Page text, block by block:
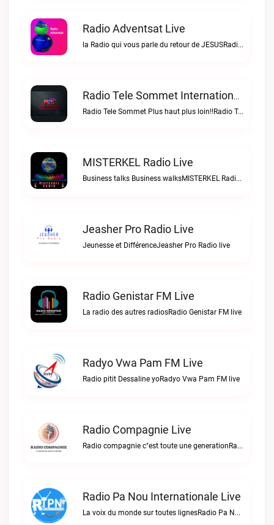
Radio Adventsat Live
la Radio qui vous parle du retour de JESUSRadio Adventsat live
Radio Tele Sommet Internationale Live
Radio Tele Sommet Plus haut plus loin!!Radio Tele Sommet Internationale live
MISTERKEL Radio Live
Business talks Business walksMISTERKEL Radio live
Jeasher Pro Radio Live
Jeunesse et DifférenceJeasher Pro Radio live
Radio Genistar FM Live
La radio des autres radiosRadio Genistar FM live
Radyo Vwa Pam FM Live
Radio pitit Dessaline yoRadyo Vwa Pam FM live
Radio Compagnie Live
Radio compagnie c"est toute une generationRadio Compagnie live
Radio Pa Nou Internationale Live
La voix du monde sur toutes lignesRadio Pa Nou Internationale live